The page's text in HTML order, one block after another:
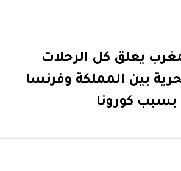
يعلق كل الرحلات
بين المملكة وفرنسا
بسبب كورونا